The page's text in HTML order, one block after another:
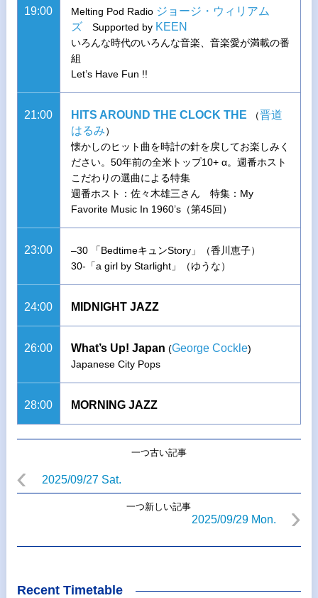
19:00 Melting Pod Radio ジョージ・ウィリアム
ズ Supported by KEEN
いろんな時代のいろんな音楽、音楽愛が満載の番
組
Let’s Have Fun !!
21:00 HITS AROUND THE CLOCK THE （晋道
はるみ）
懐かしのヒット曲を時計の針を戻してお楽しみく
ださい。50年前の全米トップ10+ α。週番ホスト
こだわりの選曲による特集
週番ホスト：佐々木雄三さん 特集：My
Favorite Music In 1960’s（第45回）
23:00
–30 「BedtimeキュンStory」（香川恵子）
30-「a girl by Starlight」（ゆうな）
24:00 MIDNIGHT JAZZ
26:00 What’s Up! Japan (George Cockle)
Japanese City Pops
28:00 MORNING JAZZ
一つ古い記事
2025/09/27 Sat.
一つ新しい記事
2025/09/29 Mon.
Recent Timetable